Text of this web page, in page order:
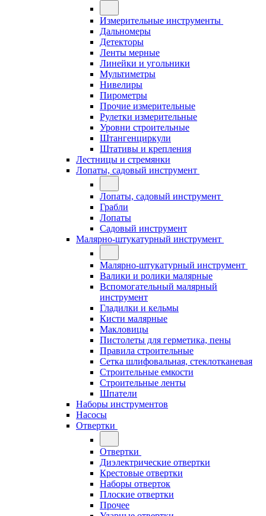
Измерительные инструменты
Дальномеры
Детекторы
Ленты мерные
Линейки и угольники
Мультиметры
Нивелиры
Пирометры
Прочие измерительные
Рулетки измерительные
Уровни строительные
Штангенциркули
Штативы и крепления
Лестницы и стремянки
Лопаты, садовый инструмент
Лопаты, садовый инструмент
Грабли
Лопаты
Садовый инструмент
Малярно-штукатурный инструмент
Малярно-штукатурный инструмент
Валики и ролики малярные
Вспомогательный малярный
инструмент
Гладилки и кельмы
Кисти малярные
Макловицы
Пистолеты для герметика, пены
Правила строительные
Сетка шлифовальная, стеклотканевая
Строительные емкости
Строительные ленты
Шпатели
Наборы инструментов
Насосы
Отвертки
Отвертки
Диэлектрические отвертки
Крестовые отвертки
Наборы отверток
Плоские отвертки
Прочее